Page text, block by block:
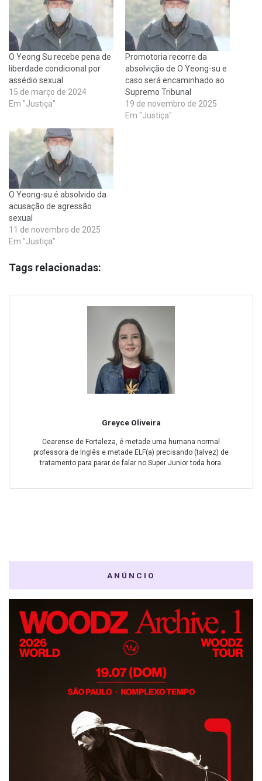
O Yeong Su recebe pena de
liberdade condicional por
assédio sexual
15 de março de 2024
Em "Justiça"
Promotoria recorre da
absolvição de O Yeong-su e
caso será encaminhado ao
Supremo Tribunal
19 de novembro de 2025
Em "Justiça"
O Yeong-su é absolvido da
acusação de agressão
sexual
11 de novembro de 2025
Em "Justiça"
Tags relacionadas:
Greyce Oliveira
Cearense de Fortaleza, é metade uma humana normal
professora de Inglês e metade ELF(a) precisando (talvez) de
tratamento para parar de falar no Super Junior toda hora.
ANÚNCIO